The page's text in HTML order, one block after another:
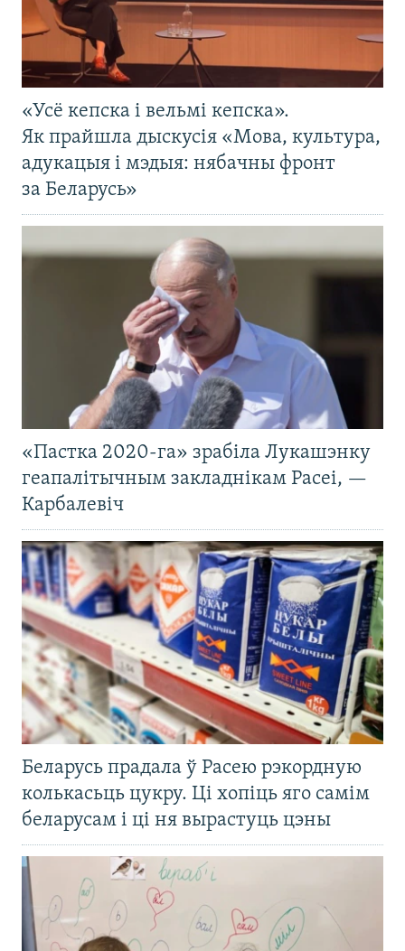
«Усё кепска і вельмі кепска».
Як прайшла дыскусія «Мова, культура,
адукацыя і мэдыя: нябачны фронт
за Беларусь»
«Пастка 2020-га» зрабіла Лукашэнку
геапалітычным закладнікам Расеі, —
Карбалевіч
Беларусь прадала ў Расею рэкордную
колькасьць цукру. Ці хопіць яго самім
беларусам і ці ня вырастуць цэны